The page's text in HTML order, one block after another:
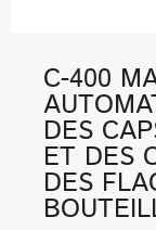
C-400
DES
ET DES
DES